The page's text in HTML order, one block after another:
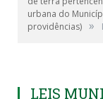
urbana do
providências) »
LEIS